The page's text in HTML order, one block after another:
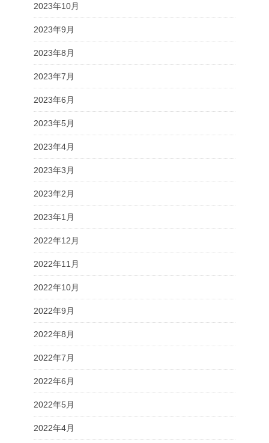
2023年10月
2023年9月
2023年8月
2023年7月
2023年6月
2023年5月
2023年4月
2023年3月
2023年2月
2023年1月
2022年12月
2022年11月
2022年10月
2022年9月
2022年8月
2022年7月
2022年6月
2022年5月
2022年4月